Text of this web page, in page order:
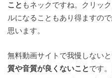
こと もネックですね。クリッ
ルになることもあり得ますの
思います。
無料動画サイトで我慢しない
質や音質が良くないことです